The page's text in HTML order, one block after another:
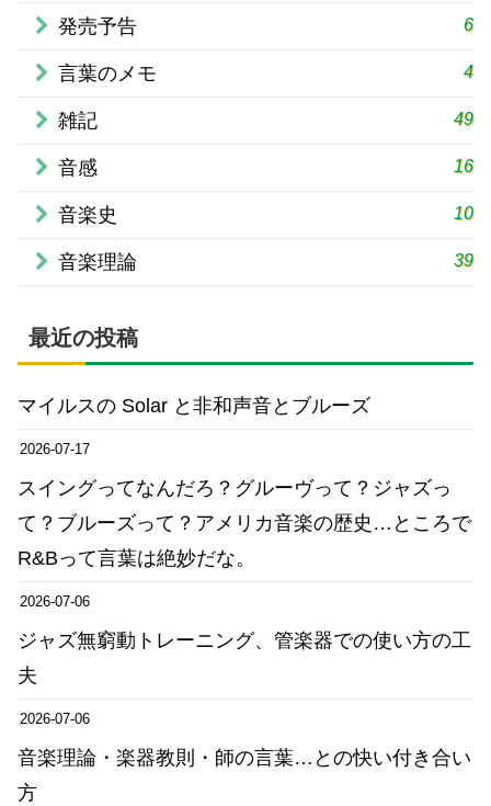
発売予告 6
言葉のメモ 4
雑記 49
音感 16
音楽史 10
音楽理論 39
最近の投稿
マイルスの Solar と非和声音とブルーズ
2026-07-17
スイングってなんだろ？グルーヴって？ジャズっ
て？ブルーズって？アメリカ音楽の歴史…ところで
R&Bって言葉は絶妙だな。
2026-07-06
ジャズ無窮動トレーニング、管楽器での使い方の工
夫
2026-07-06
音楽理論・楽器教則・師の言葉…との快い付き合い
方